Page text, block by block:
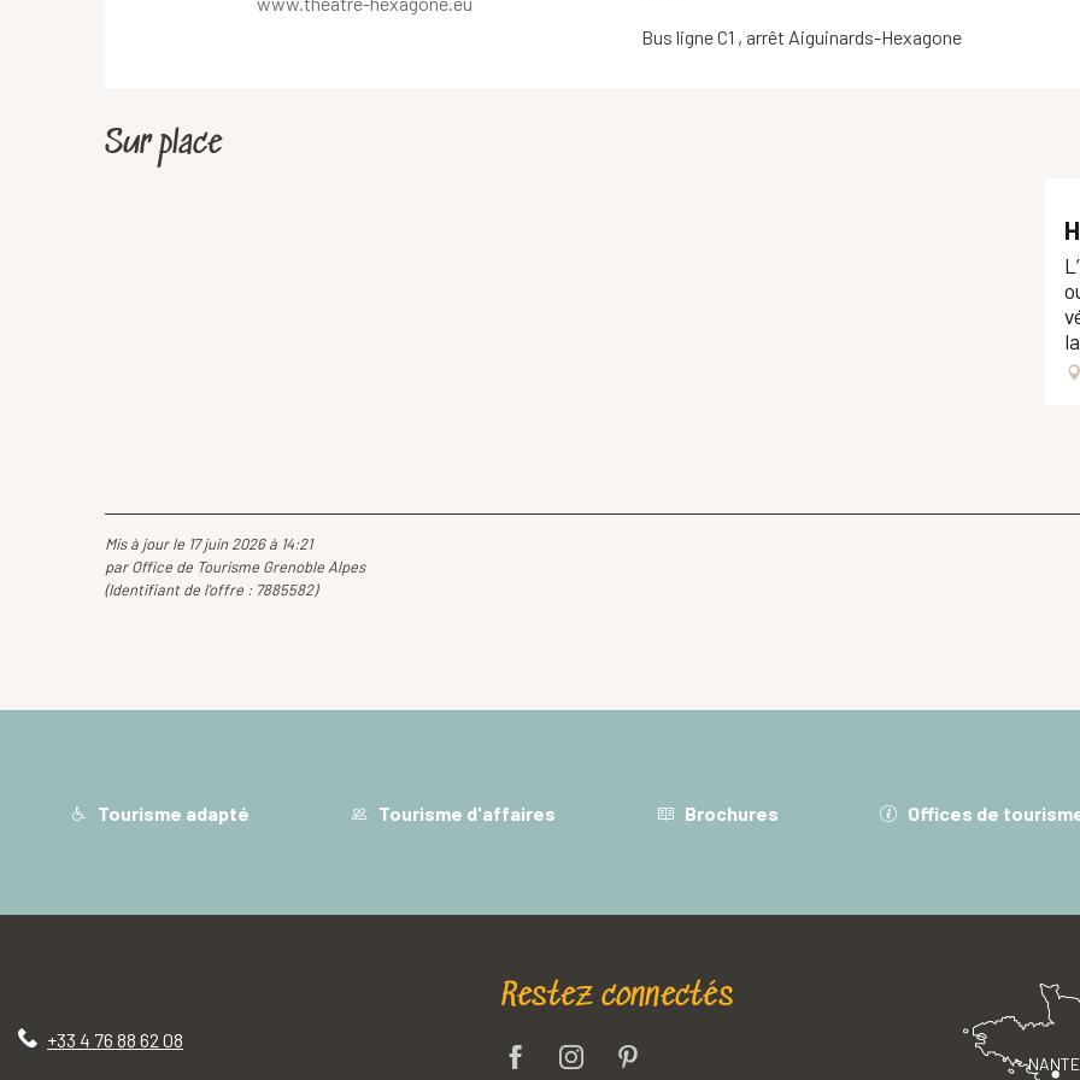
Bus ligne C1 , arrêt Aiguinards-Hexagone
Sur place
Mis à jour le 17 juin 2026 à 14:21
par Office de Tourisme Grenoble Alpes
(Identifiant de l'offre : 7885582)
Tourisme adapté Tourisme d'affaires Brochures Offices de
+33 4 76 88 62 08
Restez connectés